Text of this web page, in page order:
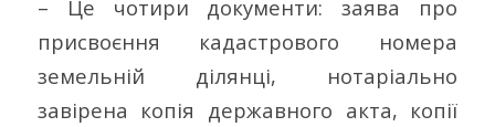
– Це чотири документи: заява про
присвоєння кадастрового номера
земельній ділянці, нотаріально
завірена копія державного акта, копії